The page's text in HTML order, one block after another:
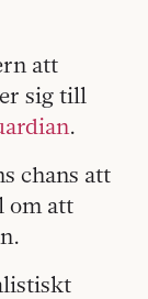
att
sig till
.
chans att
om att